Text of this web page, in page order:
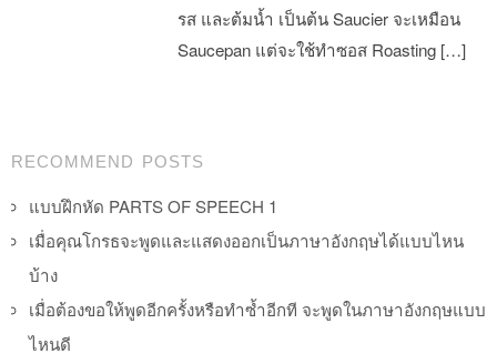
รส และต้มน้ำ เป็นต้น Saucier จะเหมือน
Saucepan แต่จะใช้ทำซอส Roasting […]
Post navigation
RECOMMEND POSTS
แบบฝึกหัด PARTS OF SPEECH 1
เมื่อคุณโกรธจะพูดและแสดงออกเป็นภาษาอังกฤษได้แบบไหน
บ้าง
เมื่อต้องขอให้พูดอีกครั้งหรือทำซ้ำอีกที จะพูดในภาษาอังกฤษแบบ
ไหนดี